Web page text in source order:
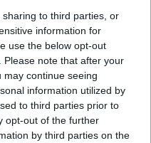
to third parties, or
information for
use the below opt-out
note that after your
continue seeing
information utilized by
to third parties prior to
opt-out of the further
by third parties on the
συνεργείο
αυτή τη στιγμή
στην τουρκική
και με το
η ίδια πηγή.